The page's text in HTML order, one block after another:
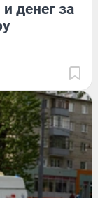
денег за